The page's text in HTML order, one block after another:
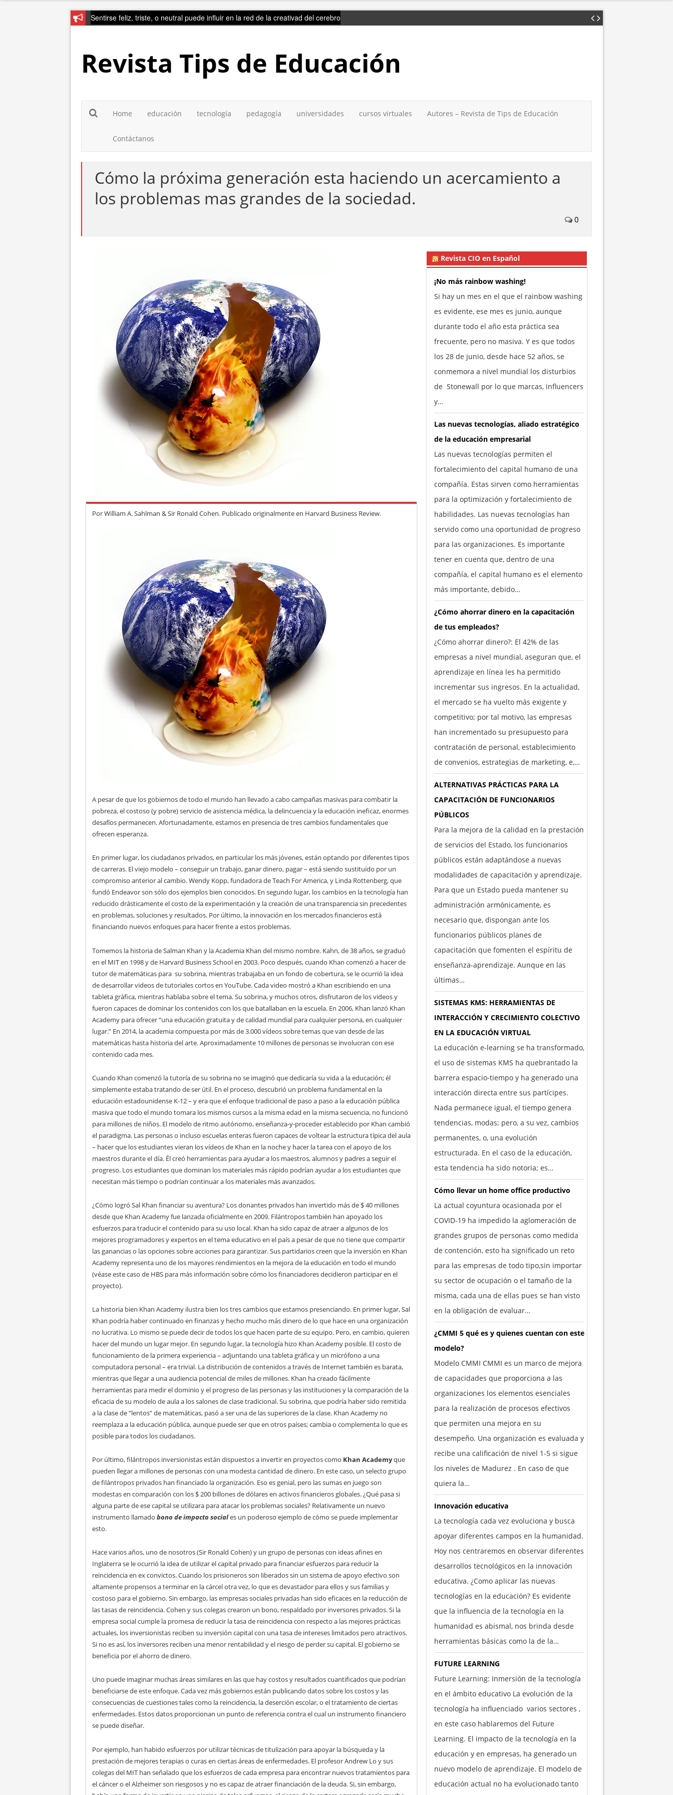
Sentirse feliz, triste, o neutral puede influir en la red de la creativad del cerebro
Revista Tips de Educación
Home educación tecnología pedagogía universidades cursos virtuales Autores – Revista de Tips de Educación
Contáctanos
Cómo la próxima generación esta haciendo un acercamiento a
los problemas mas grandes de la sociedad.
0
Por William A. Sahlman & Sir Ronald Cohen. Publicado originalmente en Harvard Business Review.
A pesar de que los gobiernos de todo el mundo han llevado a cabo campañas masivas para combatir la
pobreza, el costoso (y pobre) servicio de asistencia médica, la delincuencia y la educación ineficaz, enormes
desafíos permanecen. Afortunadamente, estamos en presencia de tres cambios fundamentales que
ofrecen esperanza.
En primer lugar, los ciudadanos privados, en particular los más jóvenes, están optando por diferentes tipos
de carreras. El viejo modelo – conseguir un trabajo, ganar dinero, pagar – está siendo sustituido por un
compromiso anterior al cambio. Wendy Kopp, fundadora de Teach For America, y Linda Rottenberg, que
fundó Endeavor son sólo dos ejemplos bien conocidos. En segundo lugar, los cambios en la tecnología han
reducido drásticamente el costo de la experimentación y la creación de una transparencia sin precedentes
en problemas, soluciones y resultados. Por último, la innovación en los mercados financieros está
financiando nuevos enfoques para hacer frente a estos problemas.
Tomemos la historia de Salman Khan y la Academia Khan del mismo nombre. Kahn, de 38 años, se graduó
en el MIT en 1998 y de Harvard Business School en 2003. Poco después, cuando Khan comenzó a hacer de
tutor de matemáticas para su sobrina, mientras trabajaba en un fondo de cobertura, se le ocurrió la idea
de desarrollar videos de tutoriales cortos en YouTube. Cada video mostró a Khan escribiendo en una
tableta gráfica, mientras hablaba sobre el tema. Su sobrina, y muchos otros, disfrutaron de los videos y
fueron capaces de dominar los contenidos con los que batallaban en la escuela. En 2006, Khan lanzó Khan
Academy para ofrecer “una educación gratuita y de calidad mundial para cualquier persona, en cualquier
lugar.” En 2014, la academia compuesta por más de 3.000 vídeos sobre temas que van desde de las
matemáticas hasta historia del arte. Aproximadamente 10 millones de personas se involucran con ese
contenido cada mes.
Cuando Khan comenzó la tutoría de su sobrina no se imaginó que dedicaría su vida a la educación; él
simplemente estaba tratando de ser útil. En el proceso, descubrió un problema fundamental en la
educación estadounidense K-12 – y era que el enfoque tradicional de paso a paso a la educación pública
masiva que todo el mundo tomara los mismos cursos a la misma edad en la misma secuencia, no funcionó
para millones de niños. El modelo de ritmo autónomo, enseñanza-y-proceder establecido por Khan cambió
el paradigma. Las personas o incluso escuelas enteras fueron capaces de voltear la estructura típica del aula
– hacer que los estudiantes vieran los vídeos de Khan en la noche y hacer la tarea con el apoyo de los
maestros durante el día. Él creó herramientas para ayudar a los maestros, alumnos y padres a seguir el
progreso. Los estudiantes que dominan los materiales más rápido podrían ayudar a los estudiantes que
necesitan más tiempo o podrían continuar a los materiales más avanzados.
¿Cómo logró Sal Khan financiar su aventura? Los donantes privados han invertido más de $ 40 millones
desde que Khan Academy fue lanzada oficialmente en 2009. Filántropos también han apoyado los
esfuerzos para traducir el contenido para su uso local. Khan ha sido capaz de atraer a algunos de los
mejores programadores y expertos en el tema educativo en el país a pesar de que no tiene que compartir
las ganancias o las opciones sobre acciones para garantizar. Sus partidarios creen que la inversión en Khan
Academy representa uno de los mayores rendimientos en la mejora de la educación en todo el mundo
(véase este caso de HBS para más información sobre cómo los financiadores decidieron participar en el
proyecto).
La historia bien Khan Academy ilustra bien los tres cambios que estamos presenciando. En primer lugar, Sal
Khan podría haber continuado en finanzas y hecho mucho más dinero de lo que hace en una organización
no lucrativa. Lo mismo se puede decir de todos los que hacen parte de su equipo. Pero, en cambio, quieren
hacer del mundo un lugar mejor. En segundo lugar, la tecnología hizo Khan Academy posible. El costo de
funcionamiento de la primera experiencia – adjuntando una tableta gráfica y un micrófono a una
computadora personal – era trivial. La distribución de contenidos a través de Internet también es barata,
mientras que llegar a una audiencia potencial de miles de millones. Khan ha creado fácilmente
herramientas para medir el dominio y el progreso de las personas y las instituciones y la comparación de la
eficacia de su modelo de aula a los salones de clase tradicional. Su sobrina, que podría haber sido remitida
a la clase de “lentos” de matemáticas, pasó a ser una de las superiores de la clase. Khan Academy no
reemplaza a la educación pública, aunque puede ser que en otros países; cambia o complementa lo que es
posible para todos los ciudadanos.
Por último, filántropos inversionistas están dispuestos a invertir en proyectos como Khan Academyque
pueden llegar a millones de personas con una modesta cantidad de dinero. En este caso, un selecto grupo
de filántropos privados han financiado la organización. Eso es genial, pero las sumas en juego son
modestas en comparación con los $ 200 billones de dólares en activos financieros globales. ¿Qué pasa si
alguna parte de ese capital se utilizara para atacar los problemas sociales? Relativamente un nuevo
instrumento llamado bono de impacto sociales un poderoso ejemplo de cómo se puede implementar
esto.
Hace varios años, uno de nosotros (Sir Ronald Cohen) y un grupo de personas con ideas afines en
Inglaterra se le ocurrió la idea de utilizar el capital privado para financiar esfuerzos para reducir la
reincidencia en ex convictos. Cuando los prisioneros son liberados sin un sistema de apoyo efectivo son
altamente propensos a terminar en la cárcel otra vez, lo que es devastador para ellos y sus familias y
costoso para el gobierno. Sin embargo, las empresas sociales privadas han sido eficaces en la reducción de
las tasas de reincidencia. Cohen y sus colegas crearon un bono, respaldado por inversores privados. Si la
empresa social cumple la promesa de reducir la tasa de reincidencia con respecto a las mejores prácticas
actuales, los inversionistas reciben su inversión capital con una tasa de intereses limitados pero atractivos.
Si no es así, los inversores reciben una menor rentabilidad y el riesgo de perder su capital. El gobierno se
beneficia por el ahorro de dinero.
Uno puede imaginar muchas áreas similares en las que hay costos y resultados cuantificados que podrían
beneficiarse de este enfoque. Cada vez más gobiernos están publicando datos sobre los costos y las
consecuencias de cuestiones tales como la reincidencia, la deserción escolar, o el tratamiento de ciertas
enfermedades. Estos datos proporcionan un punto de referencia contra el cual un instrumento financiero
se puede diseñar.
Por ejemplo, han habido esfuerzos por utilizar técnicas de titulización para apoyar la búsqueda y la
prestación de mejores terapias o curas en ciertas áreas de enfermedades. El profesor Andrew Lo y sus
colegas del MIT han señalado que los esfuerzos de cada empresa para encontrar nuevos tratamientos para
el cáncer o el Alzheimer son riesgosos y no es capaz de atraer financiación de la deuda. Si, sin embargo,
Revista CIO en Español
¡No más rainbow washing!
Si hay un mes en el que el rainbow washing
es evidente, ese mes es junio, aunque
durante todo el año esta práctica sea
frecuente, pero no masiva. Y es que todos
los 28 de junio, desde hace 52 años, se
conmemora a nivel mundial los disturbios
de Stonewall por lo que marcas, influencers
y…
Las nuevas tecnologías, aliado estratégico
de la educación empresarial
Las nuevas tecnologías permiten el
fortalecimiento del capital humano de una
compañía. Estas sirven como herramientas
para la optimización y fortalecimiento de
habilidades. Las nuevas tecnologías han
servido como una oportunidad de progreso
para las organizaciones. Es importante
tener en cuenta que, dentro de una
compañía, el capital humano es el elemento
más importante, debido…
¿Cómo ahorrar dinero en la capacitación
de tus empleados?
¿Cómo ahorrar dinero?: El 42% de las
empresas a nivel mundial, aseguran que, el
aprendizaje en línea les ha permitido
incrementar sus ingresos. En la actualidad,
el mercado se ha vuelto más exigente y
competitivo; por tal motivo, las empresas
han incrementado su presupuesto para
contratación de personal, establecimiento
de convenios, estrategias de marketing, e,…
ALTERNATIVAS PRÁCTICAS PARA LA
CAPACITACIÓN DE FUNCIONARIOS
PÚBLICOS
Para la mejora de la calidad en la prestación
de servicios del Estado, los funcionarios
públicos están adaptándose a nuevas
modalidades de capacitación y aprendizaje.
Para que un Estado pueda mantener su
administración armónicamente, es
necesario que, dispongan ante los
funcionarios públicos planes de
capacitación que fomenten el espíritu de
enseñanza-aprendizaje. Aunque en las
últimas…
SISTEMAS KMS: HERRAMIENTAS DE
INTERACCIÓN Y CRECIMIENTO COLECTIVO
EN LA EDUCACIÓN VIRTUAL
La educación e-learning se ha transformado,
el uso de sistemas KMS ha quebrantado la
barrera espacio-tiempo y ha generado una
interacción directa entre sus partícipes.
Nada permanece igual, el tiempo genera
tendencias, modas; pero, a su vez, cambios
permanentes, o, una evolución
estructurada. En el caso de la educación,
esta tendencia ha sido notoria; es…
Cómo llevar un home office productivo
La actual coyuntura ocasionada por el
COVID-19 ha impedido la aglomeración de
grandes grupos de personas como medida
de contención, esto ha significado un reto
para las empresas de todo tipo,sin importar
su sector de ocupación o el tamaño de la
misma, cada una de ellas pues se han visto
en la obligación de evaluar…
¿CMMI 5 qué es y quienes cuentan con este
modelo?
Modelo CMMI CMMI es un marco de mejora
de capacidades que proporciona a las
organizaciones los elementos esenciales
para la realización de procesos efectivos
que permiten una mejora en su
desempeño. Una organización es evaluada y
recibe una calificación de nivel 1-5 si sigue
los niveles de Madurez . En caso de que
quiera la…
Innovación educativa
La tecnología cada vez evoluciona y busca
apoyar diferentes campos en la humanidad.
Hoy nos centraremos en observar diferentes
desarrollos tecnológicos en la innovación
educativa. ¿Como aplicar las nuevas
tecnologías en la educación? Es evidente
que la influencia de la tecnología en la
humanidad es abismal, nos brinda desde
herramientas básicas como la de la…
FUTURE LEARNING
Future Learning: Inmersión de la tecnología
en el ámbito educativo La evolución de la
tecnología ha influenciado varios sectores ,
en este caso hablaremos del Future
Learning. El impacto de la tecnología en la
educación y en empresas, ha generado un
nuevo modelo de aprendizaje. El modelo de
educación actual no ha evolucionado tanto